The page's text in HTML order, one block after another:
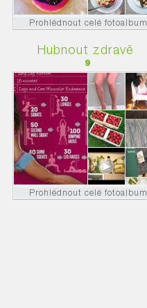
Prohlédnout celé fotoalbum
Hubnout zdravě
9
Prohlédnout celé fotoalbum